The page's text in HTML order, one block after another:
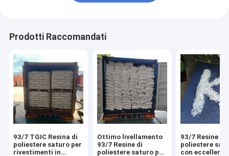
Prodotti Raccomandati
93/7 TGIC Resina di
poliestere saturo per
rivestimenti in
Ottimo livellamento
93/7 Resine di
poliestere saturo per
93/7 Resine di
poliestere
con eccellente